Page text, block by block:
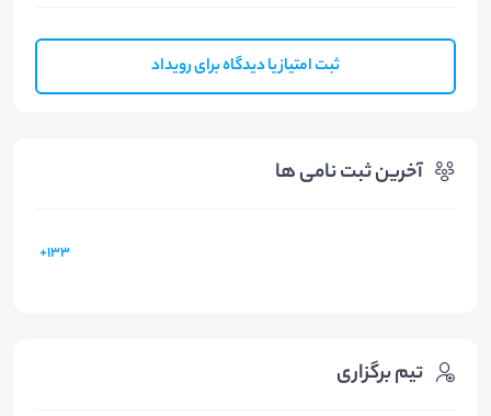
ثبت امتیاز یا دیدگاه برای رویداد
آخرین ثبت نامی ها
133+
تیم برگزاری